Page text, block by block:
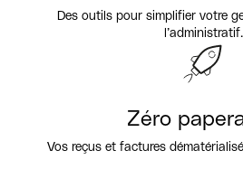
Des outils pour simplifier votre
l’administratif.
Zéro
Vos reçus et factures